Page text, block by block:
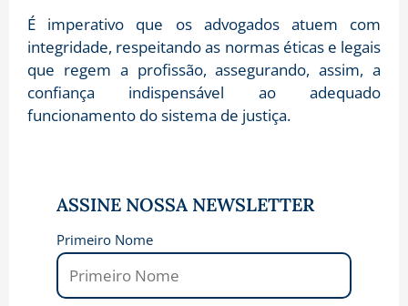
É imperativo que os advogados atuem com
integridade, respeitando as normas éticas e legais
que regem a profissão, assegurando, assim, a
confiança indispensável ao adequado
funcionamento do sistema de justiça.
ASSINE NOSSA NEWSLETTER
Primeiro Nome